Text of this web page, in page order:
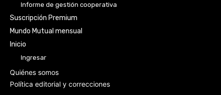
Informe de gestión cooperativa
Suscripción Premium
Mundo Mutual mensual
Inicio
Ingresar
Quiénes somos
Política editorial y correcciones